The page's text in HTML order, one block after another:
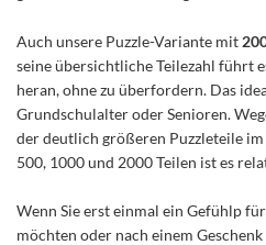
Auch unsere Puzzle-Variante mit
seine übersichtliche Teilezahl führt
heran, ohne zu überfordern. Das
Grundschulalter oder Senioren.
der deutlich größeren Puzzleteile
500, 1000 und 2000 Teilen ist es
Wenn Sie erst einmal ein Gefühlp
möchten oder nach einem